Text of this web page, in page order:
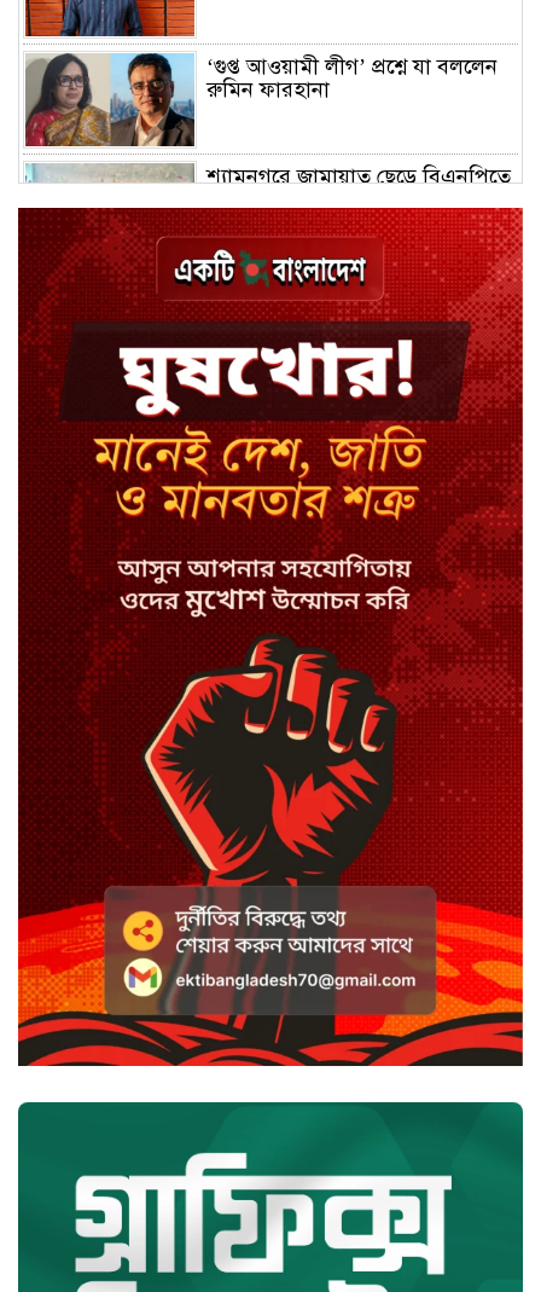
‘গুপ্ত আওয়ামী লীগ’ প্রশ্নে যা বললেন
রুমিন ফারহানা
শ্যামনগরে জামায়াত ছেড়ে বিএনপিতে
ঢাকায় হালকা বৃষ্টির সম্ভাবনা, বাড়তে
পারে তাপমাত্রা
মন্ত্রী-এমপিদের উপস্থিতিতে ইউএনওর
আইফোন চুরি
সিরাজগঞ্জে বাস ট্রাক দুর্ঘটনা, চালকসহ
নিহত ২
স্পিকারের নামে জাল ডিও, প্রতারণার
অভিযোগে এসিল্যান্ডের বিরুদ্ধে মামলা
সাদা না বাদামি চিনি, কোনটি ভালো?
হাসানের ৪ উইকেটের দিনে ধুঁকছে
বাংলাদেশ